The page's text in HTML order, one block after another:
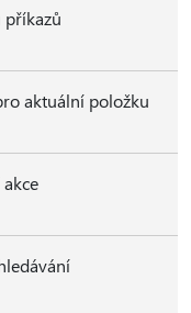
příkazů
aktuální položku